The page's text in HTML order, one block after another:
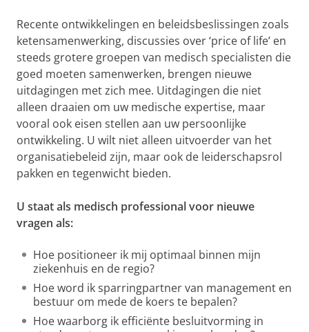
Recente ontwikkelingen en beleidsbeslissingen zoals
ketensamenwerking, discussies over ‘price of life’ en
steeds grotere groepen van medisch specialisten die
goed moeten samenwerken, brengen nieuwe
uitdagingen met zich mee. Uitdagingen die niet
alleen draaien om uw medische expertise, maar
vooral ook eisen stellen aan uw persoonlijke
ontwikkeling. U wilt niet alleen uitvoerder van het
organisatiebeleid zijn, maar ook de leiderschapsrol
pakken en tegenwicht bieden.
U staat als medisch professional voor nieuwe
vragen als:
Hoe positioneer ik mij optimaal binnen mijn
ziekenhuis en de regio?
Hoe word ik sparringpartner van management en
bestuur om mede de koers te bepalen?
Hoe waarborg ik efficiënte besluitvorming in